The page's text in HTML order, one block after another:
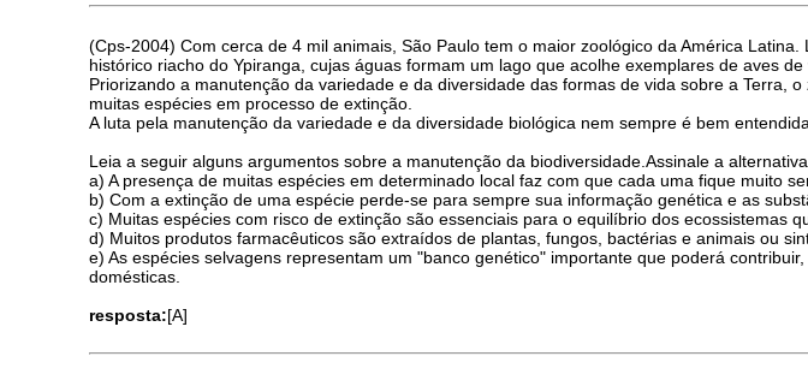
(Cps-2004) Com cerca de 4 mil animais, São Paulo tem o maior zoológico da América
histórico riacho do Ypiranga, cujas águas formam um lago que acolhe exemplares de aves
Priorizando a manutenção da variedade e da diversidade das formas de vida sobre a
muitas espécies em processo de extinção.
A luta pela manutenção da variedade e da diversidade biológica nem sempre é bem
Leia a seguir alguns argumentos sobre a manutenção da biodiversidade.Assinale a
a) A presença de muitas espécies em determinado local faz com que cada uma fique muito
b) Com a extinção de uma espécie perde-se para sempre sua informação genética e as
c) Muitas espécies com risco de extinção são essenciais para o equilíbrio dos ecossistemas
d) Muitos produtos farmacêuticos são extraídos de plantas, fungos, bactérias e animais ou
e) As espécies selvagens representam um "banco genético" importante que poderá
domésticas.
resposta:[A]